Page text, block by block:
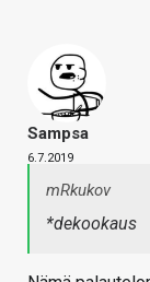
Sampsa
6.7.2019
mRkukov
*dekookaus